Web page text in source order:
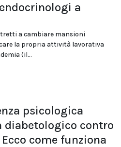
a
a cambiare mansioni
la propria attività lavorativa
(il...
psicologica
diabetologico contro
come funziona